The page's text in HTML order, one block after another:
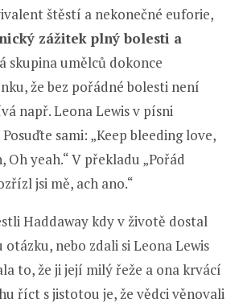
štěstí a nekonečné euforie,
zážitek plný bolesti a
skupina umělců dokonce
že bez pořádné bolesti není
např. Leona Lewis v písni
sami: „Keep bleeding love,
Oh yeah.“ V překladu „Pořád
jsi mě, ach ano.“
Haddaway kdy v životě dostal
otázku, nebo zdali si Leona Lewis
to, že ji její milý řeže a ona krvácí
říct s jistotou je, že vědci věnovali